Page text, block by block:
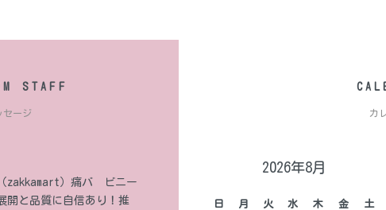
STAFF
セージ
zakkamart）痛バ ビニー
開と品質に自信あり！推
カ
2026年8月
日 月 火 水 木 金 土